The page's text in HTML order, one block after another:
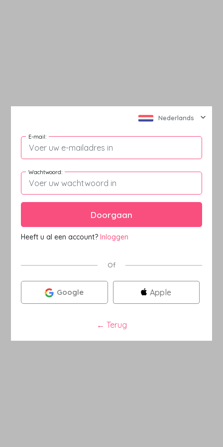
Nederlands
E-mail:
Wachtwoord:
Doorgaan
Heeft u al een account? Inloggen
Of
Google Apple
← Terug